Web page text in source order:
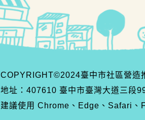
COPYRIGHT©2024臺中市社區營造
地址：407610 臺中市臺灣大道三段
建議使用 Chrome、Edge、Safari